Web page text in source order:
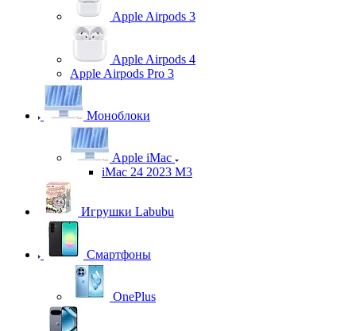
Apple Airpods 3
Apple Airpods 4
Apple Airpods Pro 3
Моноблоки
Apple iMac
iMac 24 2023 M3
Игрушки Labubu
Смартфоны
OnePlus